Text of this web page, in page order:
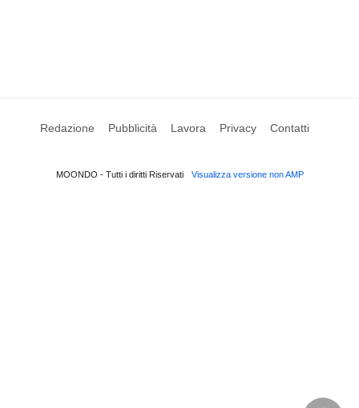
Redazione Pubblicità Lavora Privacy Contatti
MOONDO - Tutti i diritti Riservati Visualizza versione non AMP